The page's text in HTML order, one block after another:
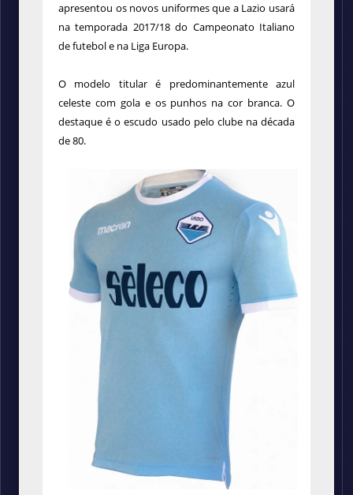
apresentou os novos uniformes que a Lazio usará
na temporada 2017/18 do Campeonato Italiano
de futebol e na Liga Europa.
O modelo titular é predominantemente azul
celeste com gola e os punhos na cor branca. O
destaque é o escudo usado pelo clube na década
de 80.